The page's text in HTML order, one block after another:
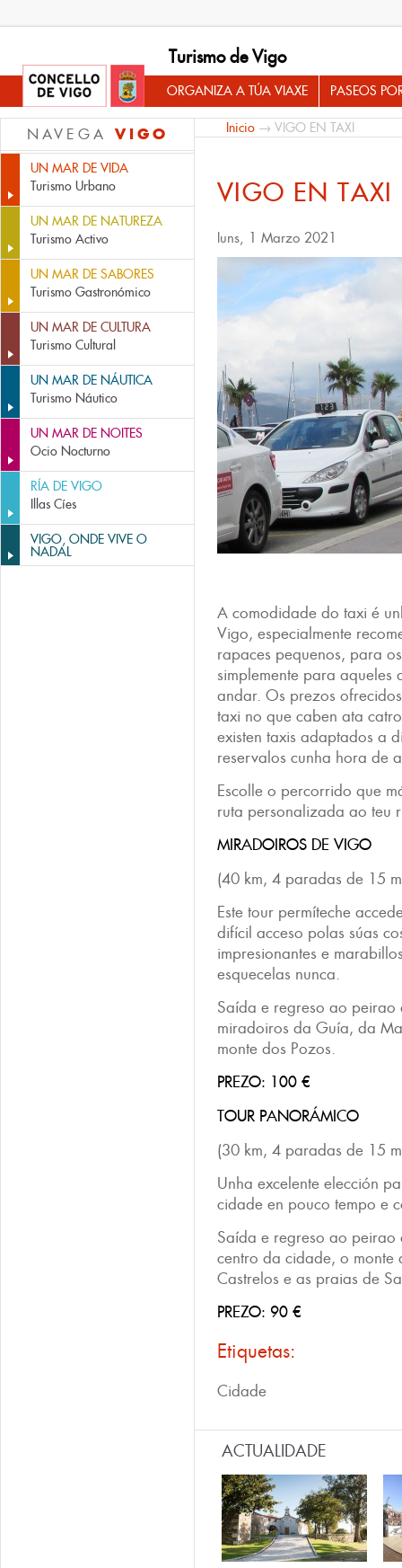
Turismo de Vigo
ORGANIZA A TÚA VIAXE PASEOS
NAVEGA VIGO
UN MAR DE VIDA
Turismo Urbano
UN MAR DE NATUREZA
Turismo Activo
UN MAR DE SABORES
Turismo Gastronómico
UN MAR DE CULTURA
Turismo Cultural
UN MAR DE NÁUTICA
Turismo Náutico
UN MAR DE NOITES
Ocio Nocturno
RÍA DE VIGO
Illas Cíes
VIGO, ONDE VIVE O
NADAL
Inicio → VIGO EN TAXI
VIGO EN TAXI
luns, 1 Marzo 2021
A comodidade do taxi é
Vigo, especialmente
rapaces pequenos, para
simplemente para aqueles
andar. Os prezos
taxi no que caben ata
existen taxis adaptados a
reservalos cunha hora de
Escolle o percorrido que
ruta personalizada ao teu
MIRADOIROS DE VIGO
(40 km, 4 paradas de 15
Este tour permíteche
difícil acceso polas súas
impresionantes e
esquecelas nunca.
Saída e regreso ao peirao
miradoiros da Guía, da
monte dos Pozos.
PREZO: 100 €
TOUR PANORÁMICO
(30 km, 4 paradas de 15
Unha excelente elección
cidade en pouco tempo e
Saída e regreso ao peirao
centro da cidade, o
Castrelos e as praias de
PREZO: 90 €
Etiquetas:
Cidade
ACTUALIDADE